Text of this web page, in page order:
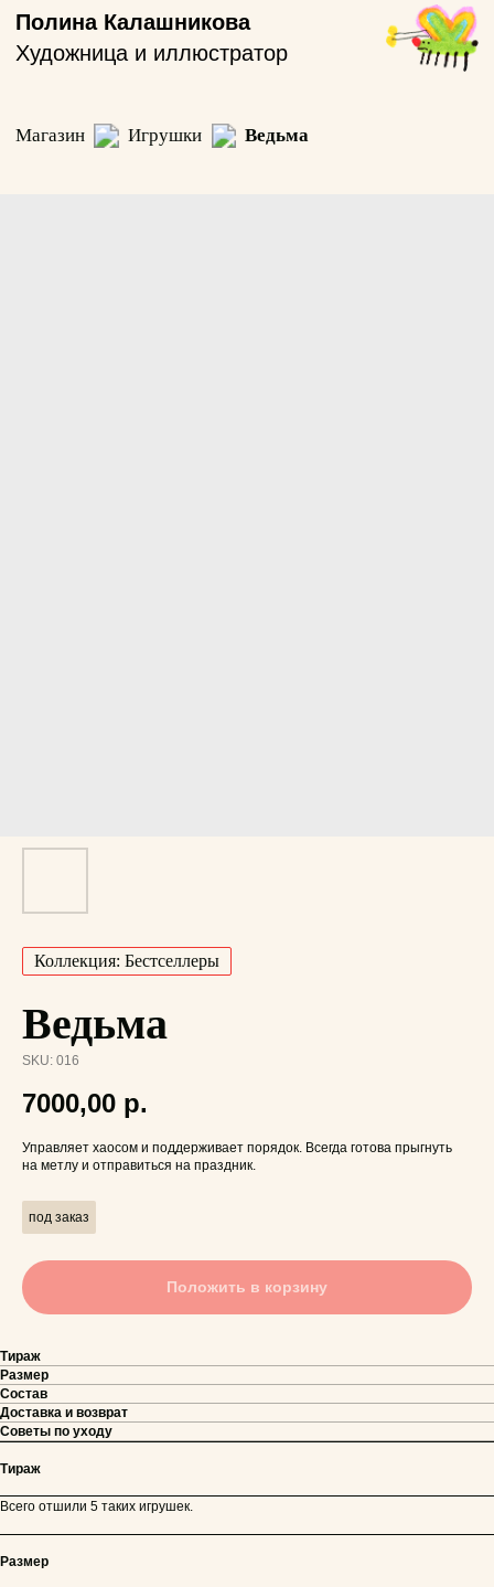
Полина Калашникова
Коллекция: Бестселлеры
Ведьма
SKU: 016
7000,00 р.
Управляет хаосом и поддерживает порядок. Всегда готова прыгнуть
на метлу и отправиться на праздник.
под заказ
Положить в корзину
Тираж
Размер
Состав
Доставка и возврат
Советы по уходу
Тираж
Всего отшили 5 таких игрушек.
Размер